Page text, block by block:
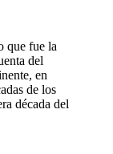
que fue la
del
en
de los
década del